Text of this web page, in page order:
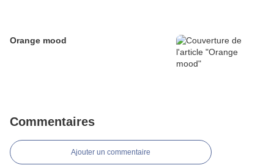
Orange mood
Commentaires
Ajouter un commentaire